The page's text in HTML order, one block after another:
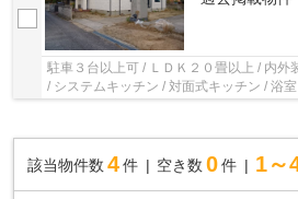
駐車３台以上可 / ＬＤＫ２０畳以上 / 内外
/ システムキッチン / 対面式キッチン / 浴
該当物件数 4件 空き数 0 件 1～